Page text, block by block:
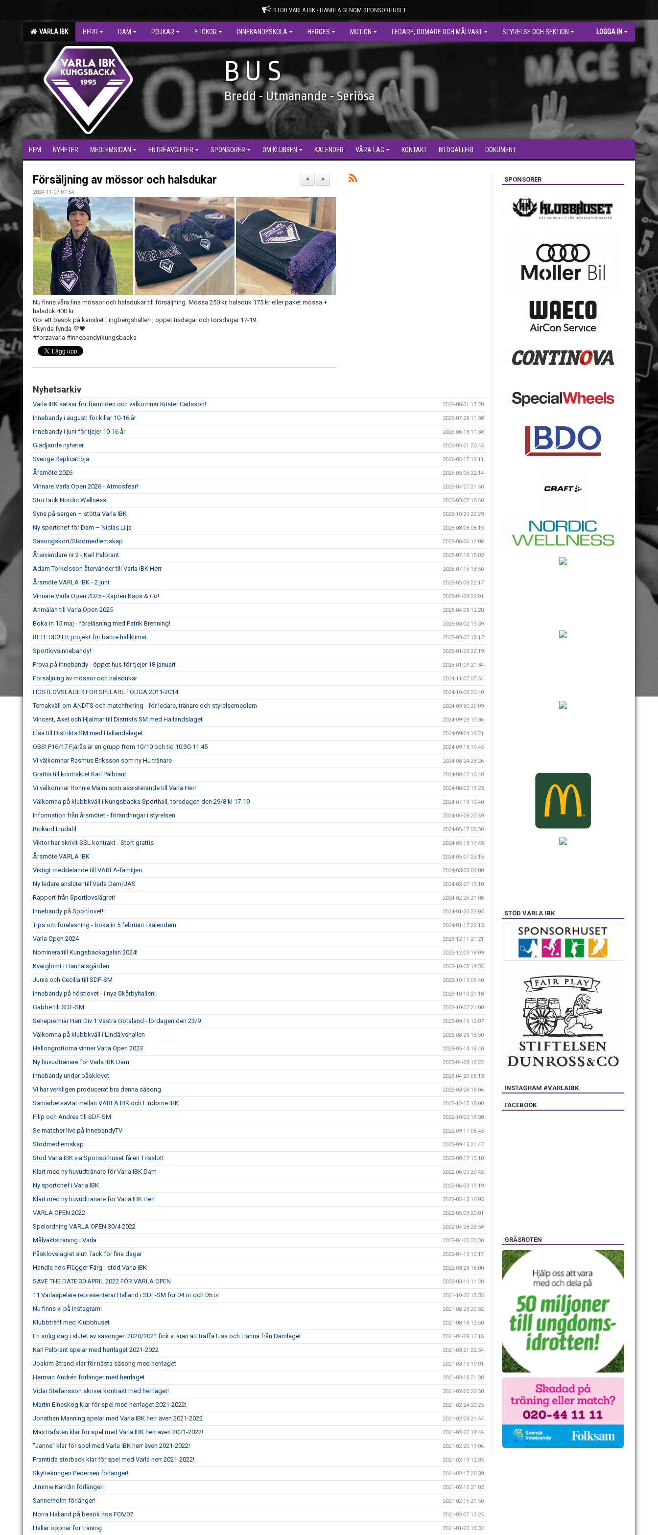
STÖD VARLA IBK - HANDLA GENOM SPONSORHUSET
VARLA IBK HERR DAM POJKAR FLICKOR INNEBANDYSKOLA HEROES MOTION LEDARE, DOMARE OCH MÅLVAKT STYRELSE OCH SEKTION LOGGA IN
B U S
Bredd - Utmanande - Seriösa
HEM NYHETER MEDLEMSIDAN ENTRÉAVGIFTER SPONSORER OM KLUBBEN KALENDER VÅRA LAG KONTAKT BILDGALLERI DOKUMENT
>
<
Försäljning av mössor och halsdukar
2024-11-07 07:54
Nu finns våra fina mössor och halsdukar till försäljning. Mössa 250 kr, halsduk 175 kr eller paket mössa +
halsduk 400 kr.
Gör ett besök på kansliet Tingbergshallen , öppet tisdagar och torsdagar 17-19.
Skynda fynda 💜🖤
#forzavarla #innebandyikungsbacka
Nyhetsarkiv
Varla IBK satsar för framtiden och välkomnar Krister Carlsson! 2026-08-01 17:20
Innebandy i augusti för killar 10-16 år 2026-07-28 11:38
Innebandy i juni för tjejer 10-16 år 2026-06-13 11:38
Glädjande nyheter 2026-05-21 20:45
Sverige Replicatröja 2026-05-17 19:11
Årsmöte 2026 2026-05-06 22:14
Vinnare Varla Open 2026 - Atmosfear! 2026-04-27 21:50
Stor tack Nordic Wellness 2026-03-07 16:50
Syns på sargen – stötta Varla IBK 2025-10-29 20:29
Ny sportchef för Dam – Niclas Lilja 2025-08-08 08:15
Säsongskort/Stödmedlemskap 2025-08-06 12:08
Återvändare nr 2 - Karl Palbrant 2025-07-18 15:03
Adam Torkelsson återvänder till Varla IBK Herr 2025-07-15 13:50
Årsmöte VARLA IBK - 2 juni 2025-05-08 22:17
Vinnare Varla Open 2025 - Kapten Kaos & Co! 2025-04-28 22:01
Anmälan till Varla Open 2025 2025-04-05 12:20
Boka in 15 maj - föreläsning med Patrik Brenning! 2025-03-02 19:39
BETE DIG! Ett projekt för bättre hallklimat 2025-03-02 18:17
Sportlovsinnebandy! 2025-01-29 22:19
Prova på innebandy - öppet hus för tjejer 18 januari 2025-01-09 21:34
Försäljning av mössor och halsdukar 2024-11-07 07:54
HÖSTLOVSLÄGER FÖR SPELARE FÖDDA 2011-2014 2024-10-08 20:40
Temakväll om ANDTS och matchfixning - för ledare, tränare och styrelsemedlem 2024-09-30 20:09
Vincent, Axel och Hjalmar till Distrikts SM med Hallandslaget 2024-09-29 19:36
Elsa till Distrikts SM med Hallandslaget 2024-09-24 19:21
OBS! P16/17 Fjärås är en grupp from 10/10 och tid 10:30-11:45 2024-09-15 19:45
Vi välkomnar Rasmus Eriksson som ny HJ tränare 2024-08-24 23:26
Grattis till kontraktet Karl Palbrant 2024-08-12 10:40
Vi välkomnar Ronnie Malm som assisterande till Varla Herr 2024-08-02 15:23
Välkomna på klubbkväll i Kungsbacka Sporthall, torsdagen den 29/8 kl 17-19 2024-07-13 10:40
Information från årsmötet - förändringar i styrelsen 2024-05-28 20:59
Rickard Lindahl 2024-05-17 06:30
Viktor har skrivit SSL kontrakt - Stort grattis 2024-05-13 17:43
Årsmöte VARLA IBK 2024-05-07 23:15
Viktigt meddelande till VARLA-familjen 2024-03-05 09:00
Ny ledare ansluter till Varla Dam/JAS 2024-02-27 13:10
Rapport från Sportlovslägret! 2024-02-26 21:08
Innebandy på Sportlovet!! 2024-01-30 22:05
Tips om föreläsning - boka in 5 februari i kalendern 2024-01-17 22:13
Varla Open 2024 2023-12-11 21:21
Nominera till Kungsbackagalan 2024! 2023-12-09 18:09
Kvarglömt i Hanhalsgården 2023-10-23 19:35
Junis och Cecilia till SDF-SM 2023-10-19 06:40
Innebandy på höstlovet - i nya Skårbyhallen! 2023-10-10 21:18
Gabbe till SDF-SM 2023-10-02 21:00
Seriepremiär Herr Div 1 Västra Götaland - lördagen den 23/9 2023-09-19 12:07
Välkomna på klubbkväll i Lindälvshallen 2023-08-23 18:30
Hallongrottorna vinner Varla Open 2023 2023-05-14 18:40
Ny huvudtränare för Varla IBK Dam 2023-04-28 15:22
Innebandy under påsklovet 2023-04-20 06:13
Vi har verkligen producerat bra denna säsong 2023-03-28 18:06
Samarbetsavtal mellan VARLA IBK och Lindome IBK 2022-12-15 18:00
Filip och Andrea till SDF-SM 2022-10-02 18:30
Se matcher live på innebandyTV 2022-09-17 08:45
Stödmedlemskap 2022-09-15 21:47
Stöd Varla IBK via Sponsorhuset få en Trisslott 2022-08-17 13:10
Klart med ny huvudtränare för Varla IBK Dam 2022-06-09 20:42
Ny sportchef i Varla IBK 2022-06-03 19:19
Klart med ny huvudtränare för Varla IBK Herr 2022-05-13 19:05
VARLA OPEN 2022 2022-05-03 20:01
Spelordning VARLA OPEN 30/4 2022 2022-04-28 23:58
Målvaktsträning i Varla 2022-04-23 20:30
Påsklovslägret slut! Tack för fina dagar 2022-04-15 10:17
Handla hos Flügger Färg - stöd Varla IBK 2022-03-23 18:00
SAVE THE DATE 30 APRIL 2022 FÖR VARLA OPEN 2022-03-10 11:20
11 Varlaspelare representerar Halland i SDF-SM för 04:or och 05:or 2021-10-20 18:35
Nu finns vi på Instagram! 2021-08-23 20:32
Klubbträff med Klubbhuset 2021-08-18 12:50
En solig dag i slutet av säsongen 2020/2021 fick vi äran att träffa Lisa och Hanna från Damlaget 2021-04-29 13:15
Karl Palbrant spelar med herrlaget 2021-2022 2021-03-21 22:54
Joakim Strand klar för nästa säsong med herrlaget 2021-03-19 19:01
Herman Andrén förlänger med herrlaget 2021-03-18 21:38
Vidar Stefansson skriver kontrakt med herrlaget! 2021-02-25 22:50
Martin Eineskog klar för spel med herrlaget 2021-2022! 2021-02-24 20:25
Jonathan Manning spelar med Varla IBK herr även 2021-2022 2021-02-23 21:44
Max Rafsten klar för spel med Varla IBK herr även 2021-2022! 2021-02-22 19:46
"Janne" klar för spel med Varla IBK herr även 2021-2022! 2021-02-20 19:06
Framtida storback klar för spel med Varla herr 2021-2022! 2021-02-19 12:35
Skyttekungen Pedersen förlänger! 2021-02-17 20:39
Jimmie Kärrdin förlänger! 2021-02-16 21:02
Sannerholm förlänger! 2021-02-15 21:50
Norra Halland på besök hos F06/07 2021-02-07 12:25
Hallar öppnar för träning 2021-01-22 15:32
SPONSORER
STÖD VARLA IBK
INSTAGRAM #VARLAIBK
FACEBOOK
GRÄSROTEN